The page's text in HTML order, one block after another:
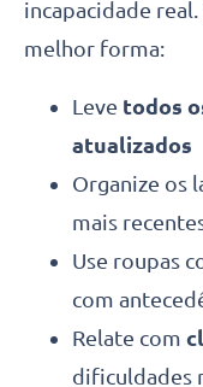
incapacidade
melhor forma:
Leve todos
atualizados
Organize os
mais
Use roupas
com
Relate com
dificuldades